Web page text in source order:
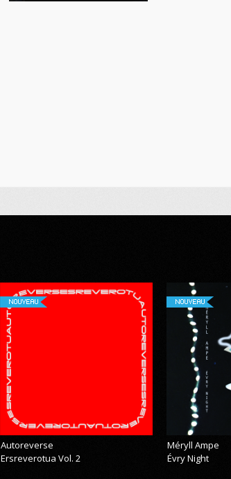
NOUVEAU
Autoreverse
Ersreverotua Vol. 2
NOUVEAU
Méryll Ampe
Évry Night